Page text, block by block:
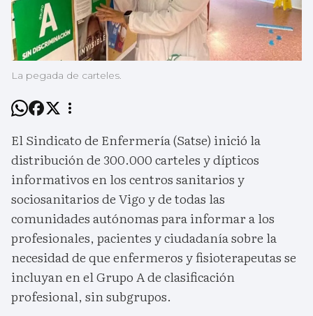
La pegada de carteles.
El Sindicato de Enfermería (Satse) inició la
distribución de 300.000 carteles y dípticos
informativos en los centros sanitarios y
sociosanitarios de Vigo y de todas las
comunidades autónomas para informar a los
profesionales, pacientes y ciudadanía sobre la
necesidad de que enfermeros y fisioterapeutas se
incluyan en el Grupo A de clasificación
profesional, sin subgrupos.